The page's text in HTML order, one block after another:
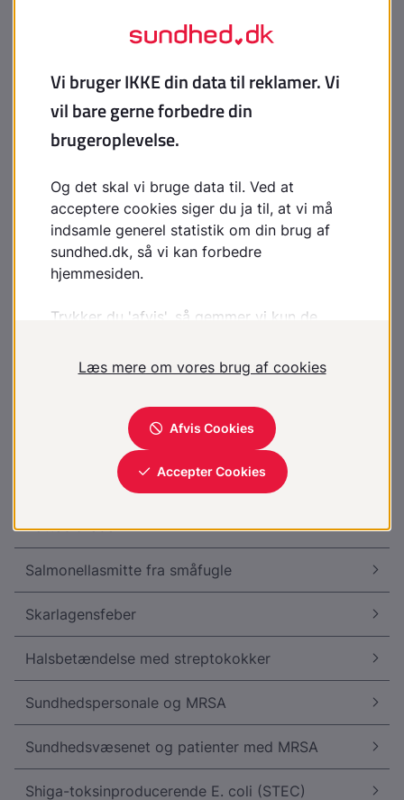
Miltbrand
MRSA: information til husstande, der har kontakt
MRSA
MRSA: vejledning til patienter om behandling
Mycoplasma genitalium
Prostatabetændelse, akut
Proteseinfektion
Rottebidfeber
Salmonellasmitte fra småfugle
Skarlagensfeber
Halsbetændelse med streptokokker
Sundhedspersonale og MRSA
Sundhedsvæsenet og patienter med MRSA
Shiga-toksinproducerende E. coli (STEC)